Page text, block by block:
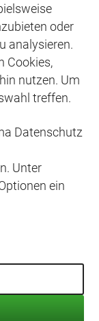
der
der
Menschen mit
geeignete
Behinderung zu
Für unsere
CAP-Markt
dar.
oder
analysieren.
Cookies,
nutzen. Um
treffen.
Datenschutz
Unter
ein